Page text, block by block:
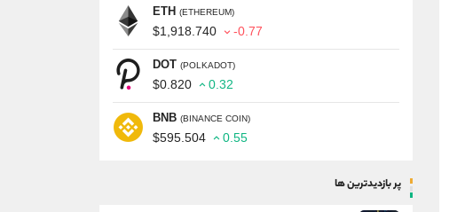
ETH (ETHEREUM)
$1,918.740 -0.77
DOT (POLKADOT)
$0.820 0.32
BNB (BINANCE COIN)
$595.504 0.55
پر بازدیدترین ها